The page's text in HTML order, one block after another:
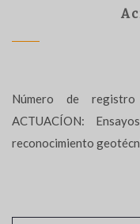
Número de
ACTUACÍON:
reconocimiento